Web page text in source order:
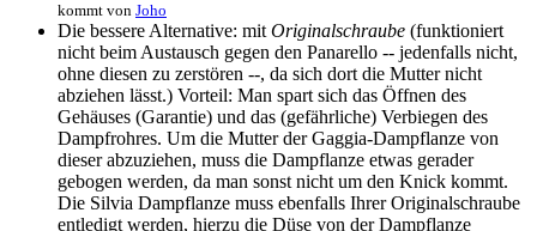
kommt von Joho
Die bessere Alternative: mitOriginalschraube (funktioniert
nicht beim Austausch gegen den Panarello -- jedenfalls nicht,
ohne diesen zu zerstören --, da sich dort die Mutter nicht
abziehen lässt.) Vorteil: Man spart sich das Öffnen des
Gehäuses (Garantie) und das (gefährliche) Verbiegen des
Dampfrohres. Um die Mutter der Gaggia-Dampflanze von
dieser abzuziehen, muss die Dampflanze etwas gerader
gebogen werden, da man sonst nicht um den Knick kommt.
Die Silvia Dampflanze muss ebenfalls Ihrer Originalschraube
entledigt werden, hierzu die Düse von der Dampflanze